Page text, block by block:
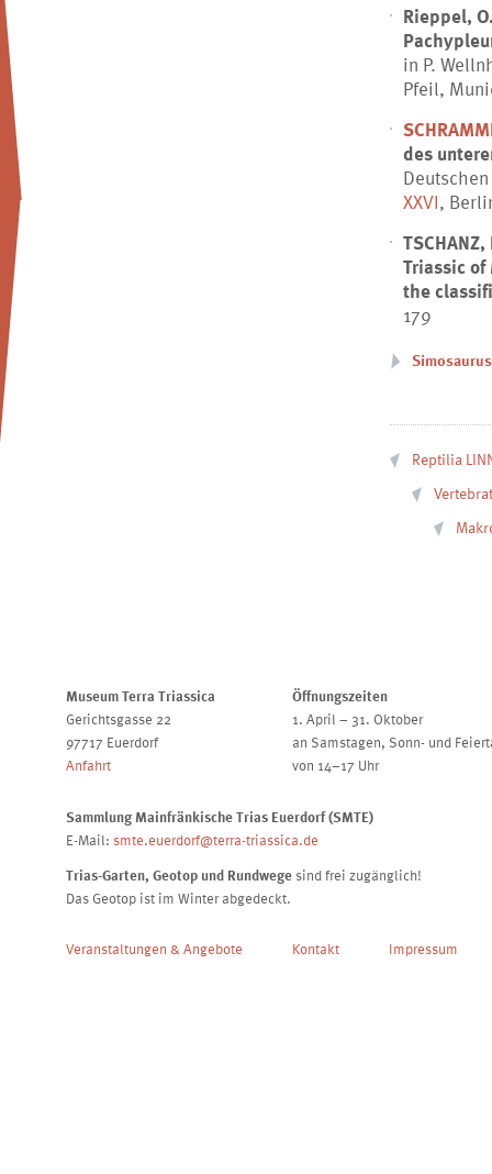
Rieppel,
in P.
Pfeil,
des
XXVI,
TSCHANZ,
Triassic
the
179
Reptilia
Museum Terra Triassica
Gerichtsgasse 22
97717 Euerdorf
Anfahrt
Öffnungszeiten
1. April – 31. Oktober
an Samstagen, Sonn- und
von 14–17 Uhr
Sammlung Mainfränkische Trias Euerdorf (SMTE)
E-Mail: smte.euerdorf@terra-triassica.de
Trias-Garten, Geotop und Rundwege sind frei zugänglich!
Das Geotop ist im Winter abgedeckt.
Veranstaltungen & Angebote Kontakt Impressum